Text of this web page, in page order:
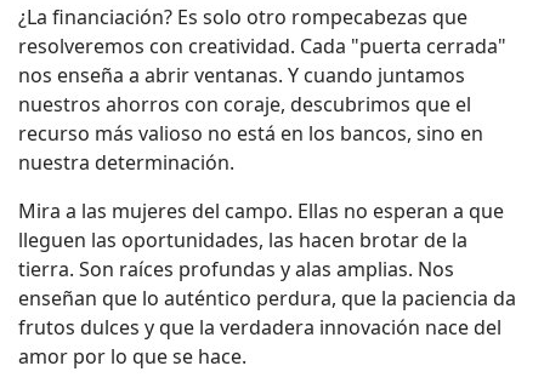
¿La financiación? Es solo otro rompecabezas que
resolveremos con creatividad. Cada "puerta cerrada"
nos enseña a abrir ventanas. Y cuando juntamos
nuestros ahorros con coraje, descubrimos que el
recurso más valioso no está en los bancos, sino en
nuestra determinación.
Mira a las mujeres del campo. Ellas no esperan a que
lleguen las oportunidades, las hacen brotar de la
tierra. Son raíces profundas y alas amplias. Nos
enseñan que lo auténtico perdura, que la paciencia da
frutos dulces y que la verdadera innovación nace del
amor por lo que se hace.